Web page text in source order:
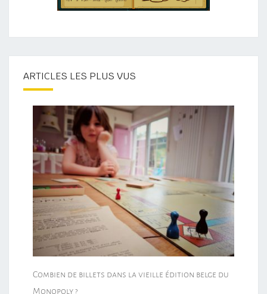
ARTICLES LES PLUS VUS
Combien de billets dans la vieille édition belge du
Monopoly ?